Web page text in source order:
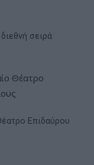
σειρά
Επιδαύρου